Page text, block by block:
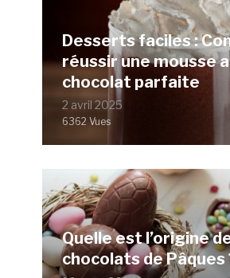
Desserts faciles :
réussir une mousse
chocolat parfaite
2 avril 2025
6362 Vues
Quelle est l’origine
chocolats de Pâques